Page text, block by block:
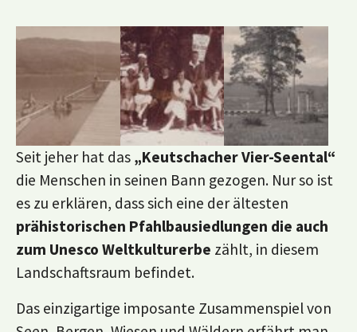
Show larger versionShow larger versionShow larger version
Seit jeher hat das „Keutschacher Vier-Seental“
die Menschen in seinen Bann gezogen. Nur so ist
es zu erklären, dass sich eine der ältesten
prähistorischen Pfahlbausiedlungen die auch
zum Unesco Weltkulturerbe zählt, in diesem
Landschaftsraum befindet.
Das einzigartige imposante Zusammenspiel von